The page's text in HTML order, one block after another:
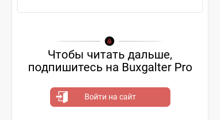
Чтобы читать дальше,
подпишитесь на Buxgalter Pro
Войти на сайт